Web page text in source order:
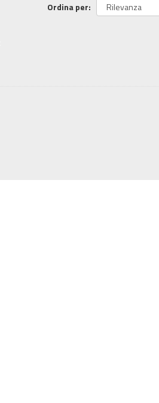
Ordina per